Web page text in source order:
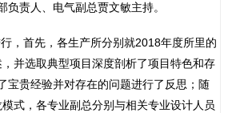
负责人、电气副总贾文敏主持。
，首先，各生产所分别就2018年度所里的
并选取典型项目深度剖析了项目特色和存
宝贵经验并对存在的问题进行了反思；随
式，各专业副总分别与相关专业设计人员